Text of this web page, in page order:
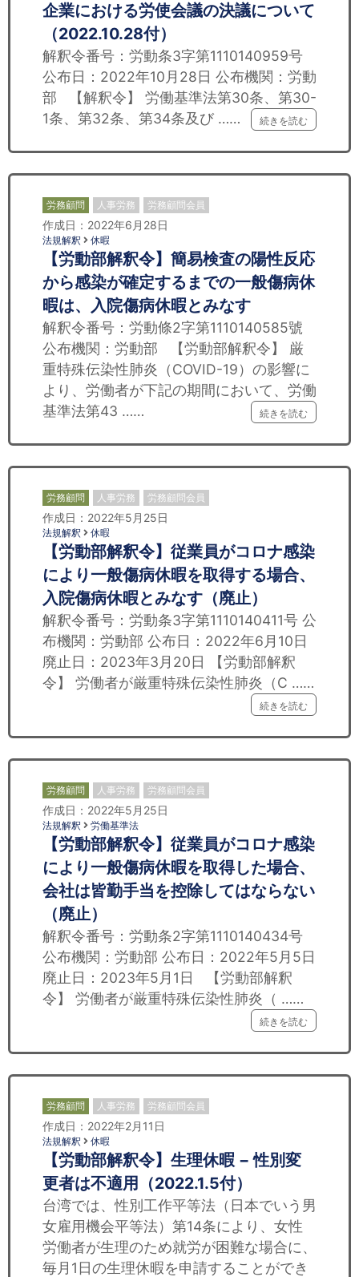
企業における労使会議の決議について
（2022.10.28付）
解釈令番号：労動条3字第1110140959号
公布日：2022年10月28日 公布機関：労動
部 【解釈令】 労働基準法第30条、第30-
1条、第32条、第34条及び ……
続きを読む
労務顧問 人事労務 労務顧問会員
作成日：2022年6月28日
法規解釈 休暇
【労動部解釈令】簡易検査の陽性反応
から感染が確定するまでの一般傷病休
暇は、入院傷病休暇とみなす
解釈令番号：労動條2字第1110140585號
公布機関：労動部 【労動部解釈令】 厳
重特殊伝染性肺炎（COVID-19）の影響に
より、労働者が下記の期間において、労働
基準法第43 ……
続きを読む
労務顧問 人事労務 労務顧問会員
作成日：2022年5月25日
法規解釈 休暇
【労動部解釈令】従業員がコロナ感染
により一般傷病休暇を取得する場合、
入院傷病休暇とみなす（廃止）
解釈令番号：労動条3字第1110140411号 公
布機関：労動部 公布日：2022年6月10日
廃止日：2023年3月20日 【労動部解釈
令】 労働者が厳重特殊伝染性肺炎（C ……
続きを読む
労務顧問 人事労務 労務顧問会員
作成日：2022年5月25日
法規解釈 労働基準法
【労動部解釈令】従業員がコロナ感染
により一般傷病休暇を取得した場合、
会社は皆勤手当を控除してはならない
（廃止）
解釈令番号：労動条2字第1110140434号
公布機関：労動部 公布日：2022年5月5日
廃止日：2023年5月1日 【労動部解釈
令】 労働者が厳重特殊伝染性肺炎（ ……
続きを読む
労務顧問 人事労務 労務顧問会員
作成日：2022年2月11日
法規解釈 休暇
【労動部解釈令】生理休暇 − 性別変
更者は不適用（2022.1.5付）
台湾では、性別工作平等法（日本でいう男
女雇用機会平等法）第14条により、女性
労働者が生理のため就労が困難な場合に、
毎月1日の生理休暇を申請することができ